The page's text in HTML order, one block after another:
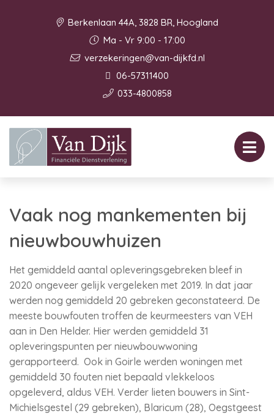
Berkenlaan 44A, 3828 BR, Hoogland
Ma - Vr 9:00 - 17:00
verzekeringen@van-dijkfd.nl
06-57311400
033-4800858
Vaak nog mankementen bij
nieuwbouwhuizen
Het gemiddeld aantal opleveringsgebreken bleef in
2020 ongeveer gelijk vergeleken met 2019. In dat jaar
werden nog gemiddeld 20 gebreken geconstateerd. De
meeste bouwfouten troffen de keurmeesters van VEH
aan in Den Helder. Hier werden gemiddeld 31
opleveringspunten per nieuwbouwwoning
gerapporteerd. Ook in Goirle werden woningen met
gemiddeld 30 fouten niet bepaald vlekkeloos
opgeleverd, aldus VEH. Verder lieten bouwers in Sint-
Michielsgestel (29 gebreken), Blaricum (28), Oegstgeest